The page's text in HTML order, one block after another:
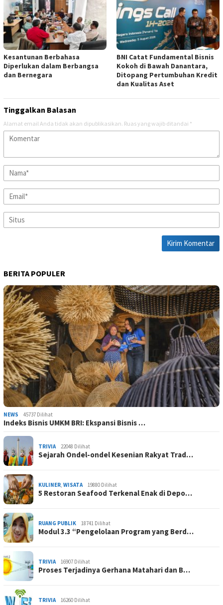
Kesantunan Berbahasa
Diperlukan dalam Berbangsa
dan Bernegara
BNI Catat Fundamental Bisnis
Kokoh di Bawah Danantara,
Ditopang Pertumbuhan Kredit
dan Kualitas Aset
Tinggalkan Balasan
Alamat email Anda tidak akan dipublikasikan. Ruas yang wajib ditandai *
BERITA POPULER
NEWS 45737 Dilihat
Indeks Bisnis UMKM BRI: Ekspansi Bisnis …
TRIVIA 22048 Dilihat
Sejarah Ondel-ondel Kesenian Rakyat Trad…
KULINER, WISATA 19880 Dilihat
5 Restoran Seafood Terkenal Enak di Depo…
RUANG PUBLIK 18741 Dilihat
Modul 3.3 “Pengelolaan Program yang Berd…
TRIVIA 16907 Dilihat
Proses Terjadinya Gerhana Matahari dan B…
TRIVIA 16260 Dilihat